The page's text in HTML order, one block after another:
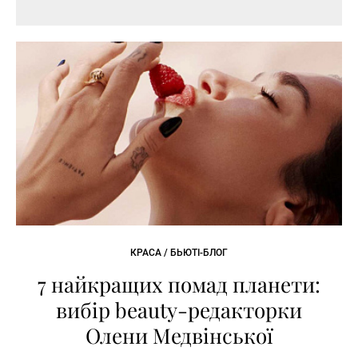
КРАСА / БЬЮТІ-БЛОГ
7 найкращих помад планети:
вибір beauty-редакторки
Олени Медвінської